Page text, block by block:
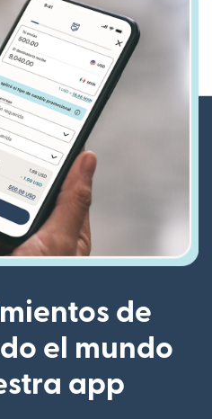
de
el mundo
app